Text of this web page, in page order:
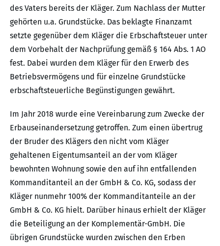
des Vaters bereits der Kläger. Zum Nachlass der Mutter
gehörten u.a. Grundstücke. Das beklagte Finanzamt
setzte gegenüber dem Kläger die Erbschaftsteuer unter
dem Vorbehalt der Nachprüfung gemäß § 164 Abs. 1 AO
fest. Dabei wurden dem Kläger für den Erwerb des
Betriebsvermögens und für einzelne Grundstücke
erbschaftsteuerliche Begünstigungen gewährt.
Im Jahr 2018 wurde eine Vereinbarung zum Zwecke der
Erbauseinandersetzung getroffen. Zum einen übertrug
der Bruder des Klägers den nicht vom Kläger
gehaltenen Eigentumsanteil an der vom Kläger
bewohnten Wohnung sowie den auf ihn entfallenden
Kommanditanteil an der GmbH & Co. KG, sodass der
Kläger nunmehr 100% der Kommanditanteile an der
GmbH & Co. KG hielt. Darüber hinaus erhielt der Kläger
die Beteiligung an der Komplementär-GmbH. Die
übrigen Grundstücke wurden zwischen den Erben